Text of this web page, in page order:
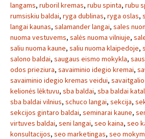
langams, ruboril kremas, rubu spinta, rubu
rumsiskiu baldai, ryga dublinas, ryga oslas,
langai kaunas, salamander langai, sales
nuoma vestuvems, salės nuoma vilniuje,
saliu nuoma kaune, saliu nuoma klaipedoje,
salono baldai, saugaus eismo mokykla,
odos prieziura, savaiminio idegio kremai,
savaiminio idegio kremas veidui,
kelionės lėktuvu, sba baldai, sba baldai
sba baldai vilnius, schuco langai, sekcija,
sekcijos gintaro baldai, seminarai kaune,
virtuves baldai, seni langai, seo kaina, seo
konsultacijos, seo marketingas, seo